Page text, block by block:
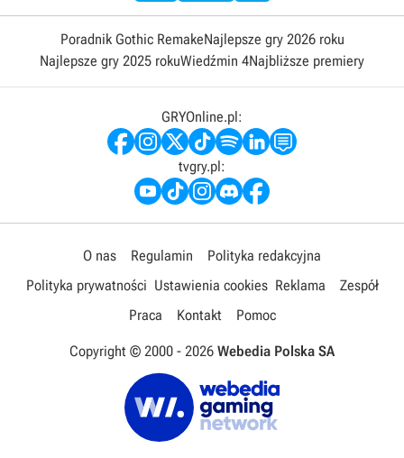
Poradnik Gothic RemakeNajlepsze gry 2026 roku
Najlepsze gry 2025 rokuWiedźmin 4Najbliższe premiery
GRYOnline.pl:
tvgry.pl:
O nas Regulamin
Polityka redakcyjna
Polityka prywatności Ustawienia cookies Reklama
Zespół
Praca
Kontakt Pomoc
Copyright © 2000 - 2026 Webedia Polska SA